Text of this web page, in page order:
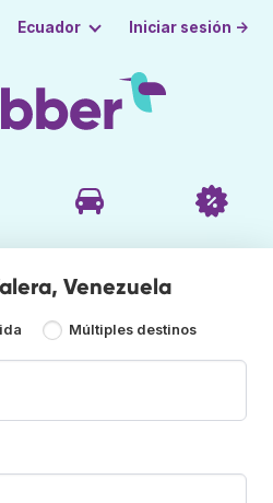
Ecuador Iniciar sesión →
Venezuela
Múltiples destinos